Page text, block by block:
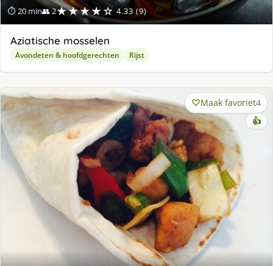
⏱ 20 min👥 2★★★★☆ 4.33 (9)
Aziatische mosselen
Avondeten & hoofdgerechten Rijst
Maak favoriet4
👍